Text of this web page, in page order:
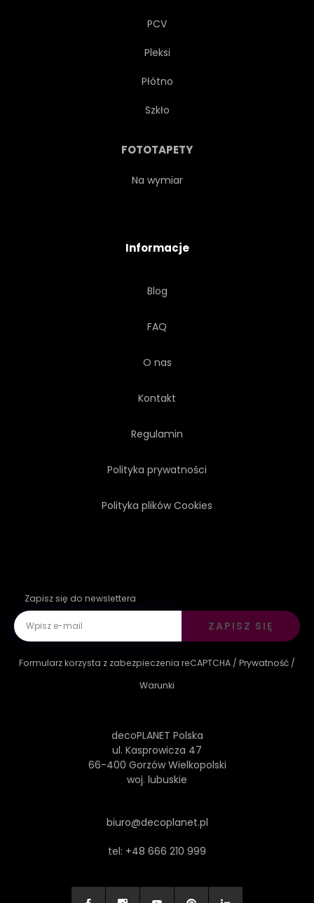
PCV
Pleksi
Płótno
Szkło
FOTOTAPETY
Na wymiar
Informacje
Blog
FAQ
O nas
Kontakt
Regulamin
Polityka prywatności
Polityka plików Cookies
Zapisz się do newslettera
ZAPISZ SIĘ
Formularz korzysta z zabezpieczenia reCAPTCHA / Prywatność /
Warunki
decoPLANET Polska
ul. Kasprowicza 47
66-400 Gorzów Wielkopolski
woj. lubuskie
biuro@decoplanet.pl
tel: +48 666 210 999